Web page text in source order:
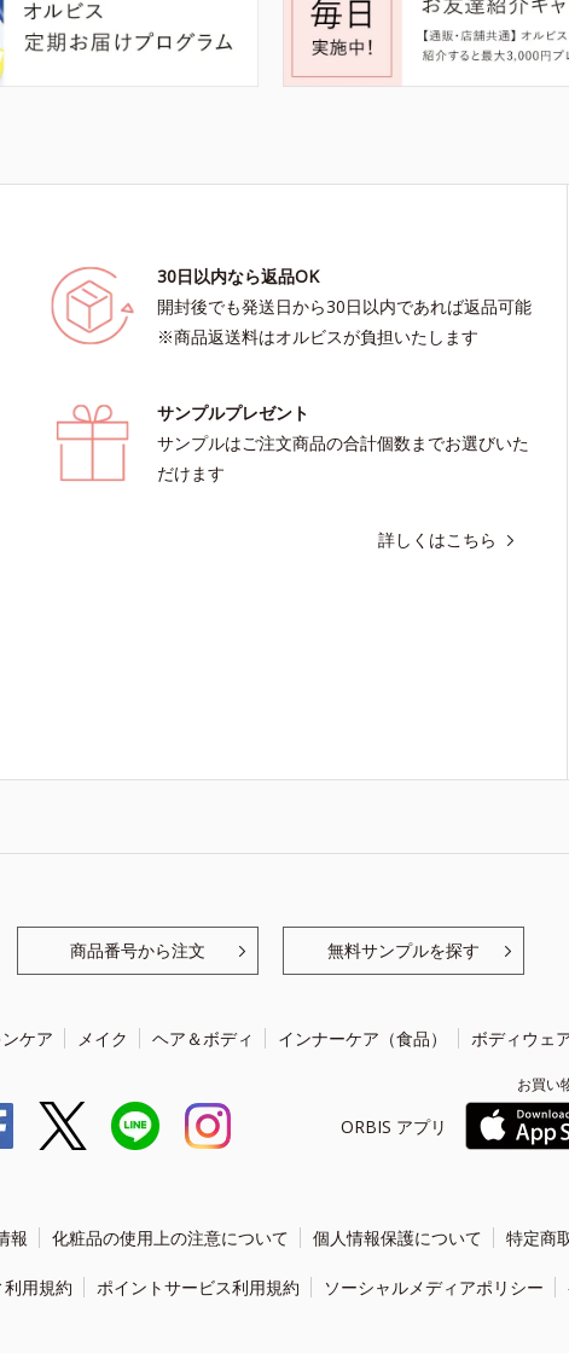
30日以内なら返品OK
開封後でも発送日から30日以内であれば返品可能
※商品返送料はオルビスが負担いたします
サンプルプレゼント
サンプルはご注文商品の合計個数までお選びいた
だけます
詳しくはこちら
商品番号から注文 無料サンプルを探す
ケア メイク ヘア＆ボディ インナーケア（食品） ボディウェ
ORBIS アプリ
お買い
報 化粧品の使用上の注意について 個人情報保護について 特定商
用規約 ポイントサービス利用規約 ソーシャルメディアポリシー